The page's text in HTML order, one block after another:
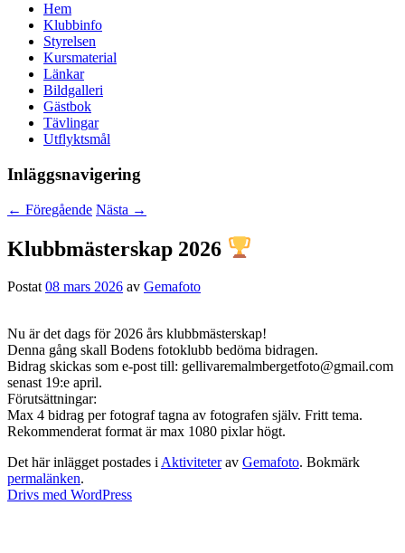
Hem
Klubbinfo
Styrelsen
Kursmaterial
Länkar
Bildgalleri
Gästbok
Tävlingar
Utflyktsmål
Inläggsnavigering
← Föregående Nästa →
Klubbmästerskap 2026
Postat 08 mars 2026 av Gemafoto
Nu är det dags för 2026 års klubbmästerskap!
Denna gång skall Bodens fotoklubb bedöma bidragen.
Bidrag skickas som e-post till: gellivaremalmbergetfoto@gmail.com
senast 19:e april.
Förutsättningar:
Max 4 bidrag per fotograf tagna av fotografen själv. Fritt tema.
Rekommenderat format är max 1080 pixlar högt.
Det här inlägget postades i Aktiviteterav Gemafoto. Bokmärk
permalänken.
Drivs med WordPress